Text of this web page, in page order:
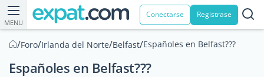
MENU
Conectarse Registrase
/Foro/Irlanda del Norte/Belfast/Españoles en Belfast???
Españoles en Belfast???